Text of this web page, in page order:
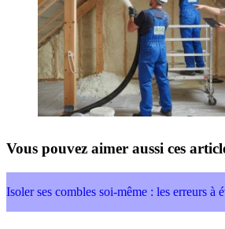
Vous pouvez aimer aussi ces
Isoler ses combles soi-même : les erreurs à